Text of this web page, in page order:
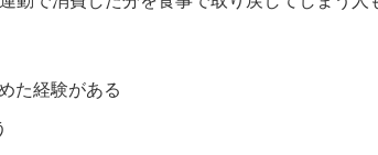
た経験がある